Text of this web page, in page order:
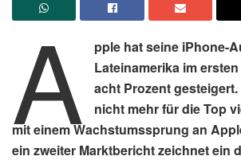
A
pple hat seine iPhone-
Lateinamerika im
acht Prozent
nicht mehr für die Top
mit einem Wachstumssprung an
ein zweiter Marktbericht zeichnet ein